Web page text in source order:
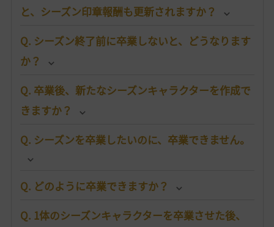
と、シーズン印章報酬も更新されますか？
Q. シーズン終了前に卒業しないと、どうなります
か？
Q. 卒業後、新たなシーズンキャラクターを作成で
きますか？
Q. シーズンを卒業したいのに、卒業できません。
Q. どのように卒業できますか？
Q. 1体のシーズンキャラクターを卒業させた後、